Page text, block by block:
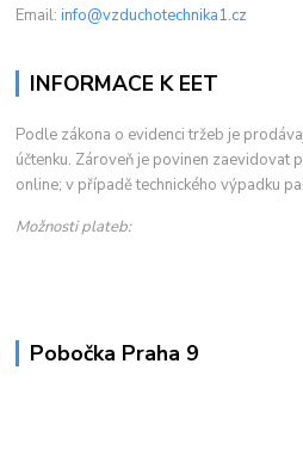
Email:info@vzduchotechnika1.cz
INFORMACE K EET
Podle zákona o evidenci tržeb je
účtenku. Zároveň je povinen zaevidovat
online; v případě technického výpadku
Možnosti plateb:
Pobočka Praha 9